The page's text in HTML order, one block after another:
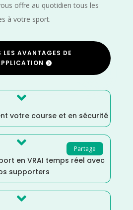
offre au quotidien tous les
à votre sport.
LES AVANTAGES DE

votre course et en sécurité
Partage

en VRAI temps réel avec
supporters
